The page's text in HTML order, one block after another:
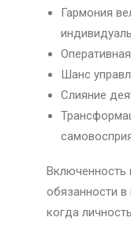
Гармония
Шанс
Слияние
Включенность
обязанности
когда